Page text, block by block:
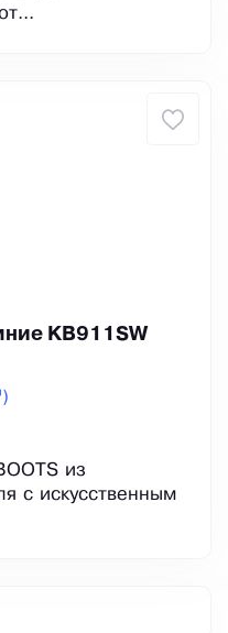
KB911SW
из
с искусственным